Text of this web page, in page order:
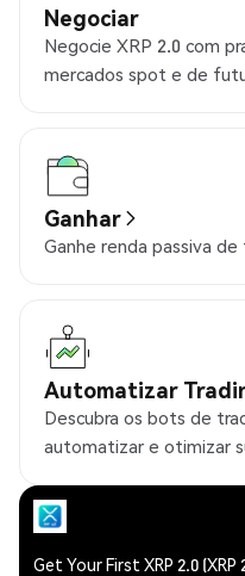
Negociar
Negocie XRP 2.0 com
mercados spot e de
Ganhar
Ganhe renda passiva
Automatizar
Descubra os bots de
automatizar e otimizar
Get Your First XRP 2.0